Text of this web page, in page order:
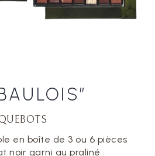
en boîte de 3 ou 6 pièces
noir garni au praliné